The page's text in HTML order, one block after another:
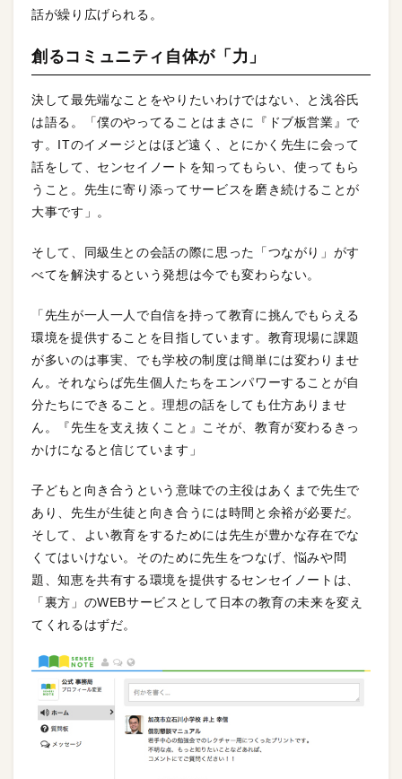
話が繰り広げられる。
創るコミュニティ自体が「力」
決して最先端なことをやりたいわけではない、と浅谷氏
は語る。「僕のやってることはまさに『ドブ板営業』で
す。ITのイメージとはほど遠く、とにかく先生に会って
話をして、センセイノートを知ってもらい、使ってもら
うこと。先生に寄り添ってサービスを磨き続けることが
大事です」。
そして、同級生との会話の際に思った「つながり」がす
べてを解決するという発想は今でも変わらない。
「先生が一人一人で自信を持って教育に挑んでもらえる
環境を提供することを目指しています。教育現場に課題
が多いのは事実、でも学校の制度は簡単には変わりませ
ん。それならば先生個人たちをエンパワーすることが自
分たちにできること。理想の話をしても仕方ありませ
ん。『先生を支え抜くこと』こそが、教育が変わるきっ
かけになると信じています」
子どもと向き合うという意味での主役はあくまで先生で
あり、先生が生徒と向き合うには時間と余裕が必要だ。
そして、よい教育をするためには先生が豊かな存在でな
くてはいけない。そのために先生をつなげ、悩みや問
題、知恵を共有する環境を提供するセンセイノートは、
「裏方」のWEBサービスとして日本の教育の未来を変え
てくれるはずだ。